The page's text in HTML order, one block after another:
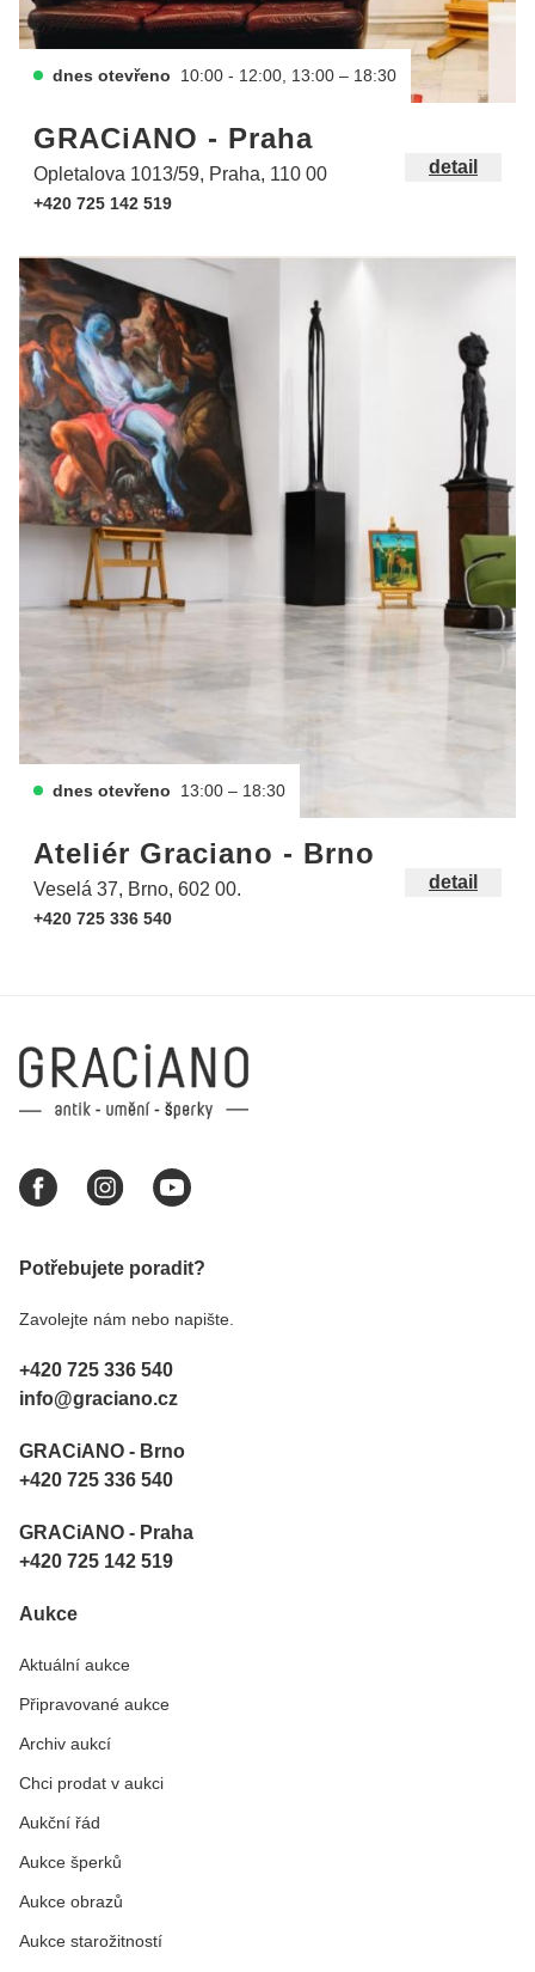
dnes otevřeno 10:00 - 12:00, 13:00 – 18:30
GRACiANO - Praha
Opletalova 1013/59, Praha, 110 00
+420 725 142 519
detail
dnes otevřeno 13:00 – 18:30
Ateliér Graciano - Brno
Veselá 37, Brno, 602 00.
+420 725 336 540
detail
Potřebujete poradit?
Zavolejte nám nebo napište.
+420 725 336 540
info@graciano.cz
GRACiANO - Brno
+420 725 336 540
GRACiANO - Praha
+420 725 142 519
Aukce
Aktuální aukce
Připravované aukce
Archiv aukcí
Chci prodat v aukci
Aukční řád
Aukce šperků
Aukce obrazů
Aukce starožitností